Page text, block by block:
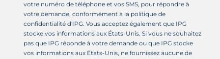
votre numéro de téléphone et vos SMS, pour répondre à
votre demande, conformément à la politique de
confidentialité d'IPG. Vous acceptez également que IPG
stocke vos informations aux États-Unis. Si vous ne souhaitez
pas que IPG réponde à votre demande ou que IPG stocke
vos informations aux États-Unis, ne fournissez aucune de